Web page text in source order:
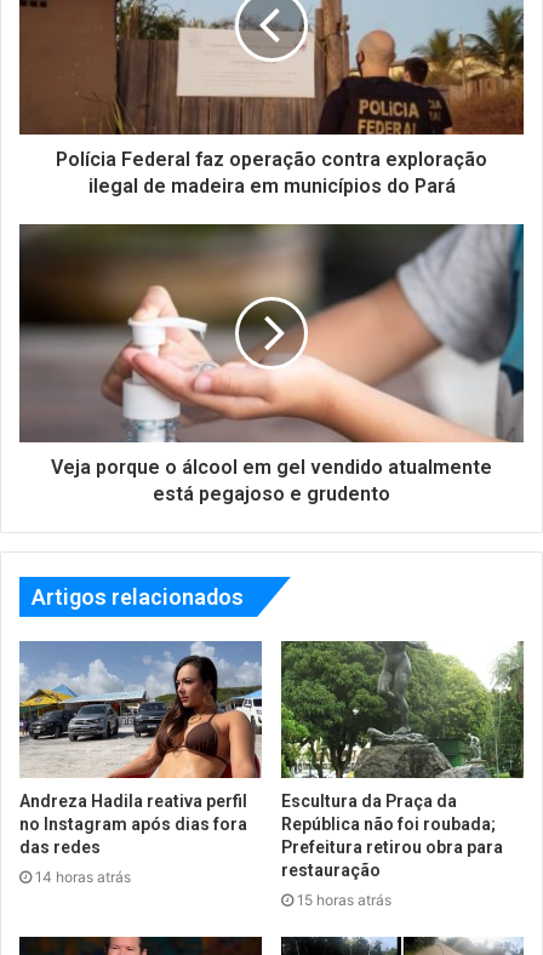
Polícia Federal faz operação contra exploração
ilegal de madeira em municípios do Pará
Veja porque o álcool em gel vendido atualmente
está pegajoso e grudento
Artigos relacionados
Andreza Hadila reativa perfil
no Instagram após dias fora
das redes
14 horas atrás
Escultura da Praça da
República não foi roubada;
Prefeitura retirou obra para
restauração
15 horas atrás